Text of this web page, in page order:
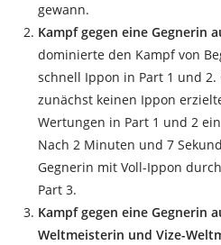
gewann.
Kampf gegen eine Gegnerin
dominierte den Kampf von
schnell Ippon in Part 1 und
zunächst keinen Ippon
Wertungen in Part 1 und 2
Nach 2 Minuten und 7
Gegnerin mit Voll-Ippon
Part 3.
Kampf gegen eine Gegnerin
Weltmeisterin und Vize-